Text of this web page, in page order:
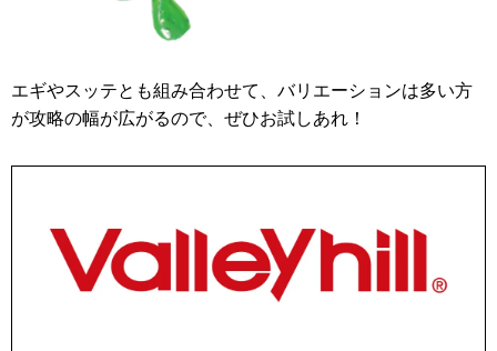
エギやスッテとも組み合わせて、バリエーションは多い方
が攻略の幅が広がるので、ぜひお試しあれ！